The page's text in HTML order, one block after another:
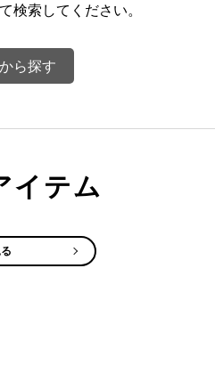
検索してください。
ら探す
イテム